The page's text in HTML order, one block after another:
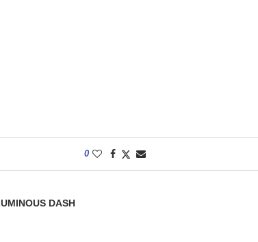
0
DASH